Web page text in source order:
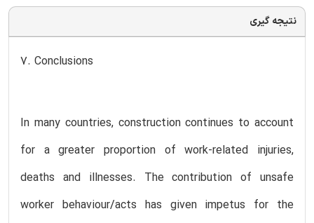
نتیجه گیری
7. Conclusions
In many countries, construction continues to account
for a greater proportion of work-related injuries,
deaths and illnesses. The contribution of unsafe
worker behaviour/acts has given impetus for the